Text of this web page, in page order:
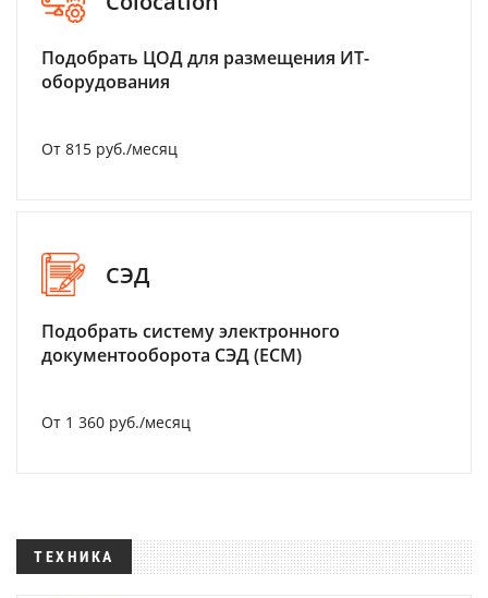
Подобрать ЦОД для размещения ИТ-
оборудования
От 815 руб./месяц
СЭД
Подобрать систему электронного
документооборота СЭД (ECM)
От 1 360 руб./месяц
ТЕХНИКА